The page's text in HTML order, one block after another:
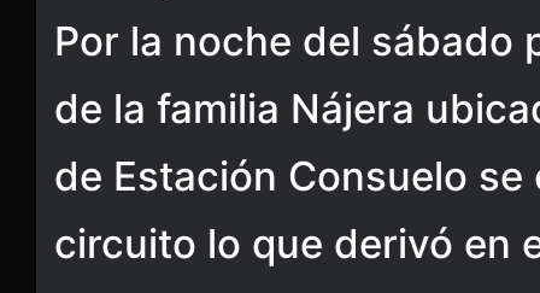
Por la noche del sábado
de la familia Nájera
de Estación Consuelo
circuito lo que derivó en